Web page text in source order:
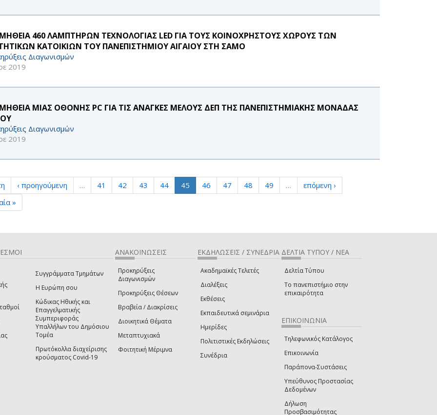
460 ΛΑΜΠΤΗΡΩΝ ΤΕΧΝΟΛΟΓΙΑΣ LED ΓΙΑ ΤΟΥΣ ΚΟΙΝΟΧΡΗΣΤΟΥΣ ΧΩΡΟΥΣ ΤΩΝ
ΚΑΤΟΙΚΙΩΝ ΤΟΥ ΠΑΝΕΠΙΣΤΗΜΙΟΥ ΑΙΓΑΙΟΥ ΣΤΗ ΣΑΜΟ
Διαγωνισμών
2019
ΜΙΑΣ ΟΘΟΝΗΣ PC ΓΙΑ ΤΙΣ ΑΝΑΓΚΕΣ ΜΕΛΟΥΣ ΔΕΠ ΤΗΣ ΠΑΝΕΠΙΣΤΗΜΙΑΚΗΣ ΜΟΝΑΔΑΣ
Διαγωνισμών
2019
‹ προηγούμενη … 41 42 43 44 45 46 47 48 49 …
επόμενη ›
»
Συγγράμματα Τμημάτων
Η Ευρώπη σου
Κώδικας Ηθικής και
Επαγγελματικής
Συμπεριφοράς
Υπαλλήλων του Δημόσιου
Τομέα
Πρωτόκολλα διαχείρισης
κρούσματος Covid-19
ΑΝΑΚΟΙΝΩΣΕΙΣ
Προκηρύξεις
Διαγωνισμών
Προκηρύξεις Θέσεων
Βραβεία / Διακρίσεις
Διοικητικά Θέματα
Μεταπτυχιακά
Φοιτητική Μέριμνα
ΕΚΔΗΛΩΣΕΙΣ / ΣΥΝΕΔΡΙΑ
Ακαδημαϊκές Τελετές
Διαλέξεις
Εκθέσεις
Εκπαιδευτικά σεμινάρια
Ημερίδες
Πολιτιστικές Εκδηλώσεις
Συνέδρια
ΔΕΛΤΙΑ ΤΥΠΟΥ / ΝΕΑ
Δελτία Τύπου
Το πανεπιστήμιο στην
επικαιρότητα
ΕΠΙΚΟΙΝΩΝΙΑ
Τηλεφωνικός Κατάλογος
Επικοινωνία
Παράπονα-Συστάσεις
Υπεύθυνος Προστασίας
Δεδομένων
Δήλωση
Προσβασιμότητας